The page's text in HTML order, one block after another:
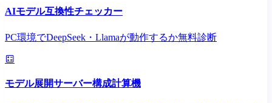
AIモデル互換性チェッカー
PC環境でDeepSeek・Llamaが動作するか無料診断
モデル展開サーバー構成計算機